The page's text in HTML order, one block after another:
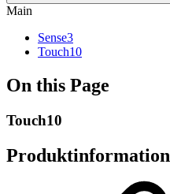
Main
Sense3
Touch10
On this Page
Touch10
Produktinformation